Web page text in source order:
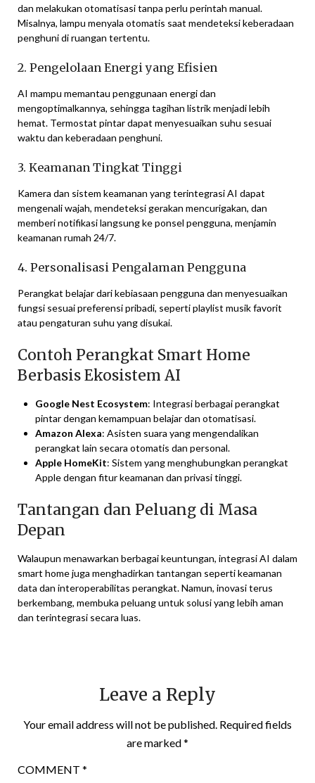
dan melakukan otomatisasi tanpa perlu perintah manual.
Misalnya, lampu menyala otomatis saat mendeteksi keberadaan
penghuni di ruangan tertentu.
2. Pengelolaan Energi yang Efisien
AI mampu memantau penggunaan energi dan
mengoptimalkannya, sehingga tagihan listrik menjadi lebih
hemat. Termostat pintar dapat menyesuaikan suhu sesuai
waktu dan keberadaan penghuni.
3. Keamanan Tingkat Tinggi
Kamera dan sistem keamanan yang terintegrasi AI dapat
mengenali wajah, mendeteksi gerakan mencurigakan, dan
memberi notifikasi langsung ke ponsel pengguna, menjamin
keamanan rumah 24/7.
4. Personalisasi Pengalaman Pengguna
Perangkat belajar dari kebiasaan pengguna dan menyesuaikan
fungsi sesuai preferensi pribadi, seperti playlist musik favorit
atau pengaturan suhu yang disukai.
Contoh Perangkat Smart Home
Berbasis Ekosistem AI
Google Nest Ecosystem: Integrasi berbagai perangkat
pintar dengan kemampuan belajar dan otomatisasi.
Amazon Alexa: Asisten suara yang mengendalikan
perangkat lain secara otomatis dan personal.
Apple HomeKit: Sistem yang menghubungkan perangkat
Apple dengan fitur keamanan dan privasi tinggi.
Tantangan dan Peluang di Masa
Depan
Walaupun menawarkan berbagai keuntungan, integrasi AI dalam
smart home juga menghadirkan tantangan seperti keamanan
data dan interoperabilitas perangkat. Namun, inovasi terus
berkembang, membuka peluang untuk solusi yang lebih aman
dan terintegrasi secara luas.
Leave a Reply
Your email address will not be published. Required fields
are marked*
COMMENT *